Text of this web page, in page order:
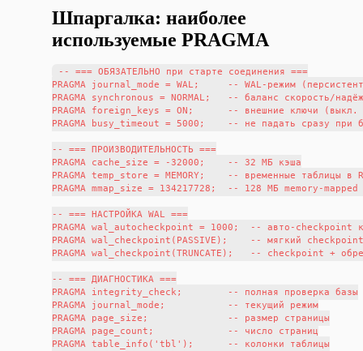
Шпаргалка: наиболее
используемые PRAGMA
-- === ОБЯЗАТЕЛЬНО при старте соединения ===
PRAGMA journal_mode = WAL;     -- WAL-режим
PRAGMA synchronous = NORMAL;   -- баланс скорость/
PRAGMA foreign_keys = ON;      -- внешние ключи (выкл.
PRAGMA busy_timeout = 5000;    -- не падать сразу при
-- === ПРОИЗВОДИТЕЛЬНОСТЬ ===
PRAGMA cache_size = -32000;    -- 32 МБ кэша
PRAGMA temp_store = MEMORY;    -- временные таблицы в
PRAGMA mmap_size = 134217728;  -- 128 МБ memory-
-- === НАСТРОЙКА WAL ===
PRAGMA wal_autocheckpoint = 1000;  -- авто-checkpoint
PRAGMA wal_checkpoint(PASSIVE);    -- мягкий checkpoint
PRAGMA wal_checkpoint(TRUNCATE);   -- checkpoint +
-- === ДИАГНОСТИКА ===
PRAGMA integrity_check;        -- полная проверка базы
PRAGMA journal_mode;           -- текущий режим
PRAGMA page_size;              -- размер страницы
PRAGMA page_count;             -- число страниц
PRAGMA table_info('tbl');      -- колонки таблицы